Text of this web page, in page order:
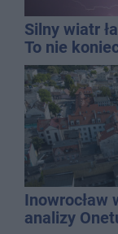
Silny wiatr
To nie
Inowrocław
analizy